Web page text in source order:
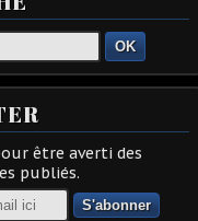
OK
être averti des
publiés.